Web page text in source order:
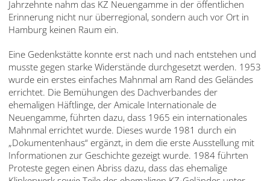
English
Français
Dansk
Español
Italiano
Nederlands
Polski
Jahrzehnte nahm das KZ Neuengamme in der öffentlichen
Erinnerung nicht nur überregional, sondern auch vor Ort in
Hamburg keinen Raum ein.
Eine Gedenkstätte konnte erst nach und nach entstehen und
musste gegen starke Widerstände durchgesetzt werden. 1953
wurde ein erstes einfaches Mahnmal am Rand des Geländes
errichtet. Die Bemühungen des Dachverbandes der
ehemaligen Häftlinge, der Amicale Internationale de
Neuengamme, führten dazu, dass 1965 ein internationales
Mahnmal errichtet wurde. Dieses wurde 1981 durch ein
„Dokumentenhaus“ ergänzt, in dem die erste Ausstellung mit
Informationen zur Geschichte gezeigt wurde. 1984 führten
Proteste gegen einen Abriss dazu, dass das ehemalige